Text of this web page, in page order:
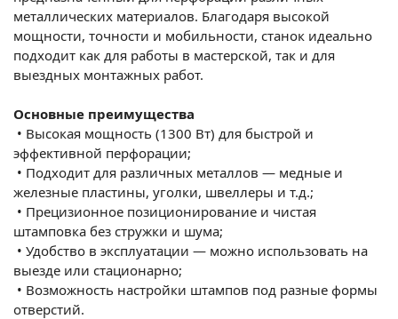
металлических материалов. Благодаря высокой
мощности, точности и мобильности, станок идеально
подходит как для работы в мастерской, так и для
выездных монтажных работ.
Основные преимущества
• Высокая мощность (1300 Вт) для быстрой и
эффективной перфорации;
• Подходит для различных металлов — медные и
железные пластины, уголки, швеллеры и т.д.;
• Прецизионное позиционирование и чистая
штамповка без стружки и шума;
• Удобство в эксплуатации — можно использовать на
выезде или стационарно;
• Возможность настройки штампов под разные формы
отверстий.